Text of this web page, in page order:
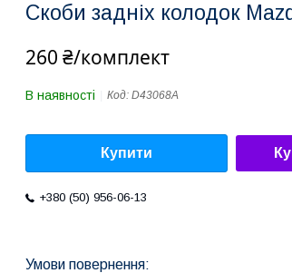
Скоби задніх колодок
260 ₴/комплект
В наявності Код: D43068A
Купити
+380 (50) 956-06-13